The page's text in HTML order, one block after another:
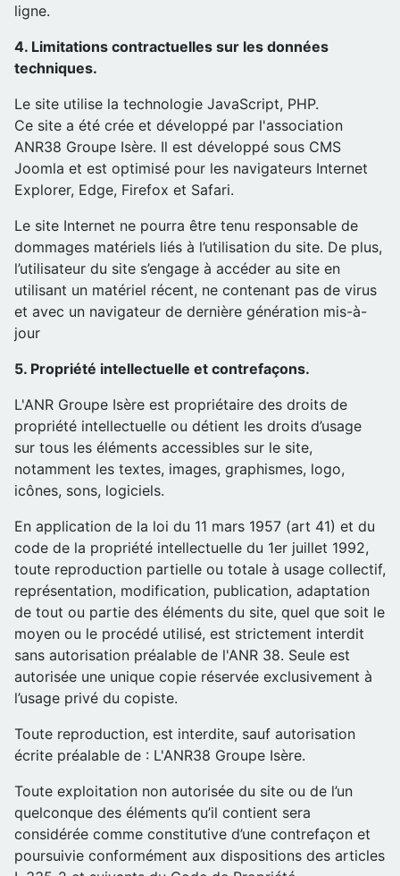
ligne.
4. Limitations contractuelles sur les données
techniques.
Le site utilise la technologie JavaScript, PHP.
Ce site a été crée et développé par l'association
ANR38 Groupe Isère. Il est développé sous CMS
Joomla et est optimisé pour les navigateurs Internet
Explorer, Edge, Firefox et Safari.
Le site Internet ne pourra être tenu responsable de
dommages matériels liés à l’utilisation du site. De plus,
l’utilisateur du site s’engage à accéder au site en
utilisant un matériel récent, ne contenant pas de virus
et avec un navigateur de dernière génération mis-à-
jour
5. Propriété intellectuelle et contrefaçons.
L'ANR Groupe Isère est propriétaire des droits de
propriété intellectuelle ou détient les droits d’usage
sur tous les éléments accessibles sur le site,
notamment les textes, images, graphismes, logo,
icônes, sons, logiciels.
En application de la loi du 11 mars 1957 (art 41) et du
code de la propriété intellectuelle du 1er juillet 1992,
toute reproduction partielle ou totale à usage collectif,
représentation, modification, publication, adaptation
de tout ou partie des éléments du site, quel que soit le
moyen ou le procédé utilisé, est strictement interdit
sans autorisation préalable de l'ANR 38. Seule est
autorisée une unique copie réservée exclusivement à
l’usage privé du copiste.
Toute reproduction, est interdite, sauf autorisation
écrite préalable de : L'ANR38 Groupe Isère.
Toute exploitation non autorisée du site ou de l’un
quelconque des éléments qu’il contient sera
considérée comme constitutive d’une contrefaçon et
poursuivie conformément aux dispositions des articles